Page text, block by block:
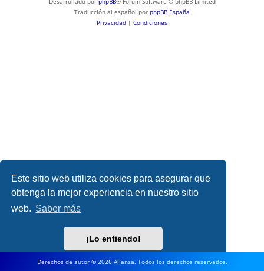
Este sitio web utiliza cookies para asegurar que
obtenga la mejor experiencia en nuestro sitio
web. Saber más
¡Lo entiendo!
Traducción al español por phpBB España
Privacidad | Condiciones
Derechos de autor © 2026 Alianza. Todos los derechos reservados.